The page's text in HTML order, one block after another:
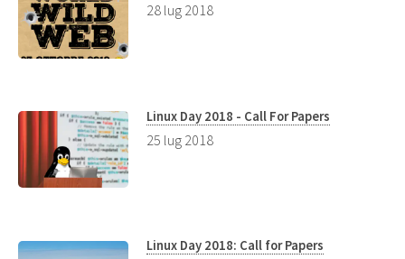
28 lug 2018
Linux Day 2018 - Call For Papers
25 lug 2018
Linux Day 2018: Call for Papers